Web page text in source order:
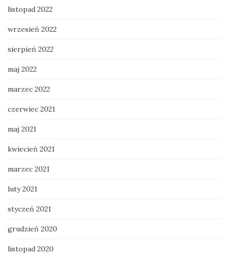
listopad 2022
wrzesień 2022
sierpień 2022
maj 2022
marzec 2022
czerwiec 2021
maj 2021
kwiecień 2021
marzec 2021
luty 2021
styczeń 2021
grudzień 2020
listopad 2020